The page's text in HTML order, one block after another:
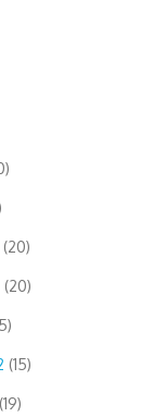
(20)
(20)
(15)
(19)